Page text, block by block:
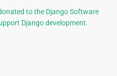
to the Django Software
Django development.